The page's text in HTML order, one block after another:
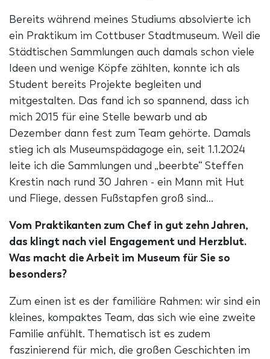
Bereits während meines Studiums absolvierte ich
ein Praktikum im Cottbuser Stadtmuseum. Weil die
Städtischen Sammlungen auch damals schon viele
Ideen und wenige Köpfe zählten, konnte ich als
Student bereits Projekte begleiten und
mitgestalten. Das fand ich so spannend, dass ich
mich 2015 für eine Stelle bewarb und ab
Dezember dann fest zum Team gehörte. Damals
stieg ich als Museumspädagoge ein, seit 1.1.2024
leite ich die Sammlungen und „beerbte“ Steffen
Krestin nach rund 30 Jahren - ein Mann mit Hut
und Fliege, dessen Fußstapfen groß sind…
Vom Praktikanten zum Chef in gut zehn Jahren,
das klingt nach viel Engagement und Herzblut.
Was macht die Arbeit im Museum für Sie so
besonders?
Zum einen ist es der familiäre Rahmen: wir sind ein
kleines, kompaktes Team, das sich wie eine zweite
Familie anfühlt. Thematisch ist es zudem
faszinierend für mich, die großen Geschichten im